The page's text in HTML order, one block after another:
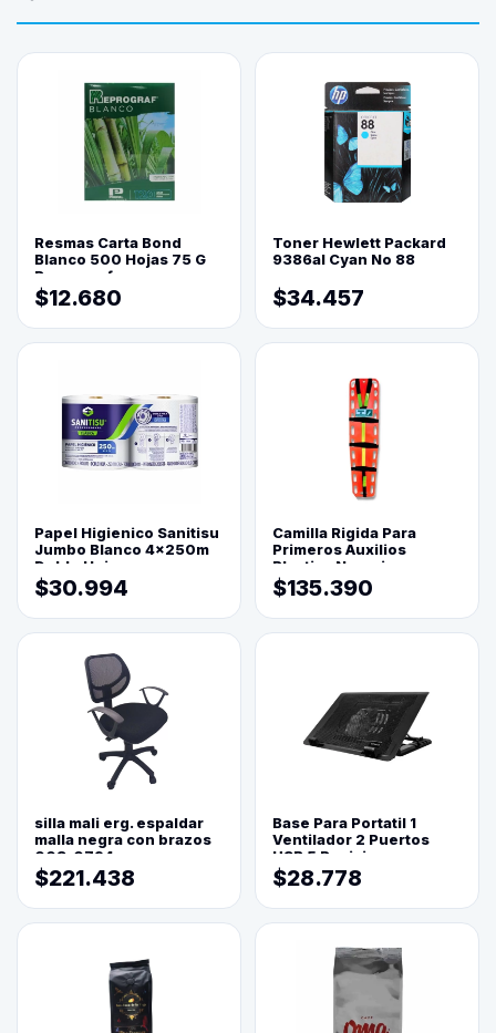
Resmas Carta Bond
Blanco 500 Hojas 75 G
Reprograf.
$12.680
Toner Hewlett Packard
9386al Cyan No 88
$34.457
Papel Higienico Sanitisu
Jumbo Blanco 4x250m
Doble Hoja
$30.994
Camilla Rigida Para
Primeros Auxilios
Plastica Naranja
$135.390
silla mali erg. espaldar
malla negra con brazos
003-0794
$221.438
Base Para Portatil 1
Ventilador 2 Puertos
USB 5 Posiciones
$28.778